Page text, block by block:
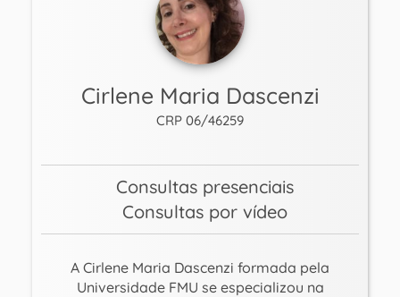
Cirlene Maria Dascenzi
CRP 06/46259
Consultas presenciais
Consultas por vídeo
A Cirlene Maria Dascenzi formada pela
Universidade FMU se especializou na